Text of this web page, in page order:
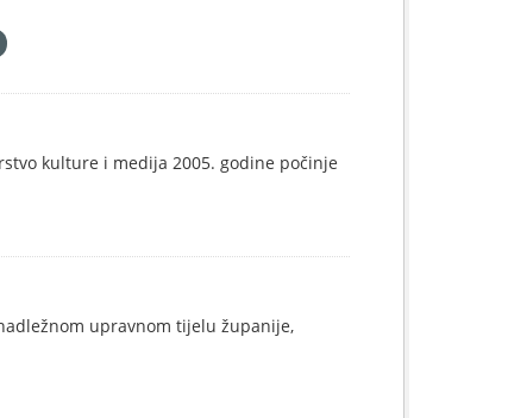
kulture i medija 2005. godine počinje
upravnom tijelu županije,